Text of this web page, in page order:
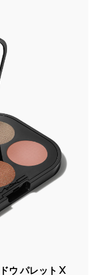
ウ パレット X